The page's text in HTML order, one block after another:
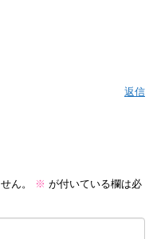
返信
ん。 ※ が付いている欄は必